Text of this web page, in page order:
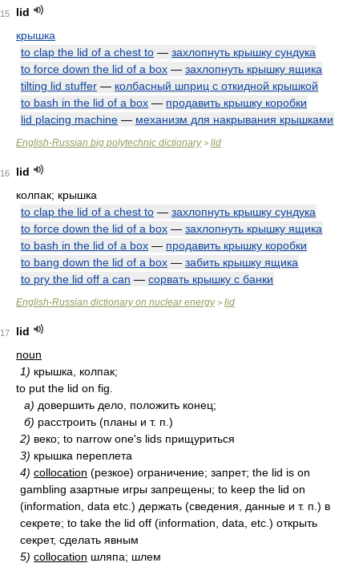
15
lid
крышка
to clap the lid of a chest to — захлопнуть крышку сундука
to force down the lid of a box — захлопнуть крышку ящика
tilting lid stuffer — колбасный шприц с откидной крышкой
to bash in the lid of a box — продавить крышку коробки
lid placing machine — механизм для накрывания крышками
English-Russian big polytechnic dictionary> lid
16
lid
колпак; крышка
to clap the lid of a chest to — захлопнуть крышку сундука
to force down the lid of a box — захлопнуть крышку ящика
to bash in the lid of a box — продавить крышку коробки
to bang down the lid of a box — забить крышку ящика
to pry the lid off a can — сорвать крышку с банки
English-Russian dictionary on nuclear energy> lid
17
lid
noun
1) крышка, колпак;
to put the lid on fig.
а) довершить дело, положить конец;
б) расстроить (планы и т. п.)
2) веко; to narrow one's lids прищуриться
3) крышка переплета
4) collocation (резкое) ограничение; запрет; the lid is on
gambling азартные игры запрещены; to keep the lid on
(information, data etc.) держать (сведения, данные и т. п.) в
секрете; to take the lid off (information, data, etc.) открыть
секрет, сделать явным
5) collocation шляпа; шлем